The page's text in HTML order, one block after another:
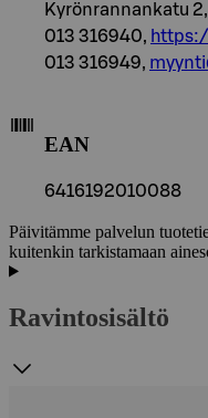
Kyrönrannankatu
013 316940,
013 316949,
EAN
6416192010088
Päivitämme palvelun
kuitenkin tarkistamaan
Ravintosisältö